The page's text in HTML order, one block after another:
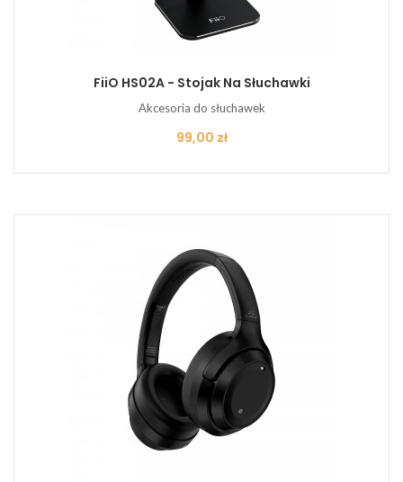
FiiO HS02A - Stojak Na Słuchawki
Akcesoria do słuchawek
Cena
99,00 zł